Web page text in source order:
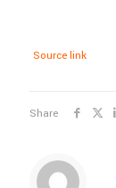
Source link
Share